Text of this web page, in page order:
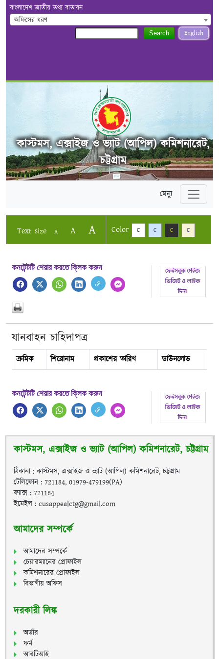
বাংলাদেশ জাতীয় তথ্য বাতায়ন
অফিসের ধরণ
English
Search
কাস্টমস, এক্সাইজ ও ভ্যাট (আপিল) কমিশনারেট,
চট্টগ্রাম
মেন্যু
Text size A A A Color C C C C
কনটেন্টটি শেয়ার করতে ক্লিক করুন
যানবাহন চাহিদাপত্র
ক্রমিক শিরোনাম প্রকাশের তারিখ ডাউনলোড
কনটেন্টটি শেয়ার করতে ক্লিক করুন
কাস্টমস, এক্সাইজ ও ভ্যাট (আপিল) কমিশনারেট, চট্টগ্রাম
ঠিকানা : কাস্টমস, এক্সাইজ ও ভ্যাট (আপিল) কমিশনারেট, চট্টগ্রাম
টেলিফোন : 721184, 01979-479199(PA)
ফ্যাক্স : 721184
ইমেইল : cusappealctg@gmail.com
আমাদের সম্পর্কে
আমাদের সম্পর্কে
চেয়ারম্যানের প্রোফাইল
কমিশনারের প্রোফাইল
বিভাগীয় অফিস
দরকারী লিঙ্ক
অর্ডার
ফর্ম
আরটিআই